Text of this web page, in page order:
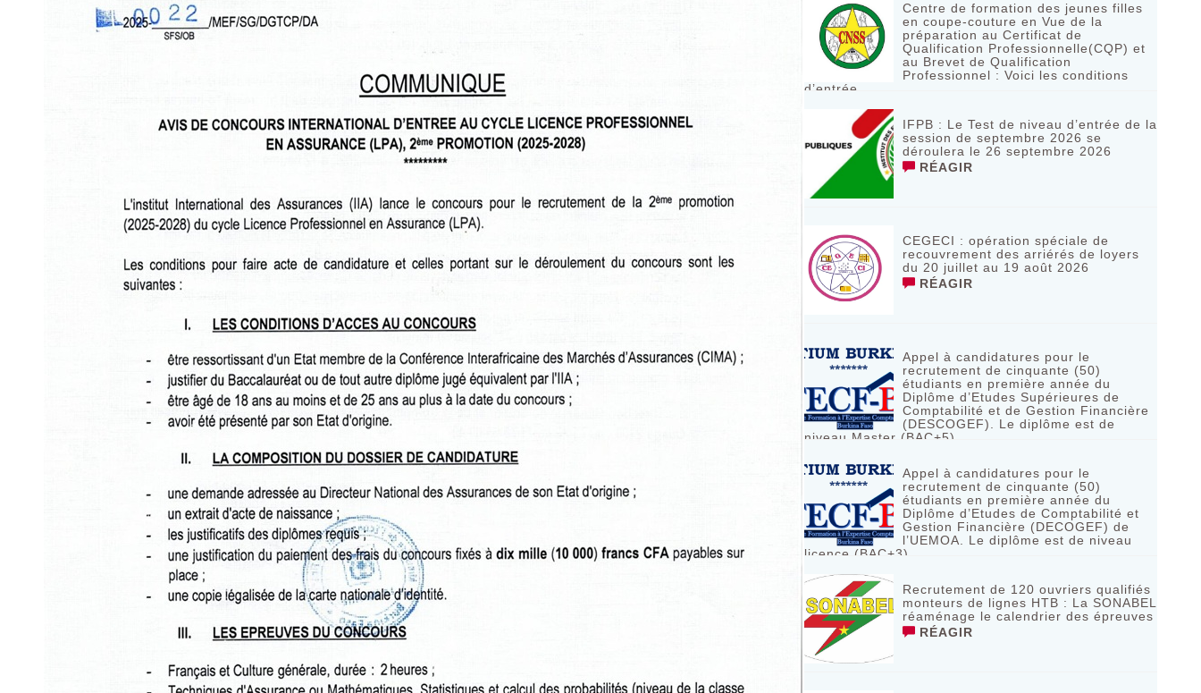
Centre de formation des jeunes filles
en coupe-couture en Vue de la
préparation au Certificat de
Qualification Professionnelle(CQP) et
au Brevet de Qualification
Professionnel : Voici les conditions
d’entrée
IFPB : Le Test de niveau d’entrée de la
session de septembre 2026 se
déroulera le 26 septembre 2026
RÉAGIR
CEGECI : opération spéciale de
recouvrement des arriérés de loyers
du 20 juillet au 19 août 2026
RÉAGIR
Appel à candidatures pour le
recrutement de cinquante (50)
étudiants en première année du
Diplôme d’Etudes Supérieures de
Comptabilité et de Gestion Financière
(DESCOGEF). Le diplôme est de
niveau Master (BAC+5)
Appel à candidatures pour le
recrutement de cinquante (50)
étudiants en première année du
Diplôme d’Etudes de Comptabilité et
Gestion Financière (DECOGEF) de
l’UEMOA. Le diplôme est de niveau
licence (BAC+3)
Recrutement de 120 ouvriers qualifiés
monteurs de lignes HTB : La SONABEL
réaménage le calendrier des épreuves
RÉAGIR